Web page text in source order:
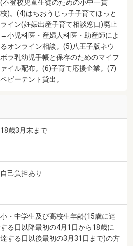
(不登校児童生徒のための小中一貫
校)。(4)はちおうじっ子子育てほっと
ライン(妊娠出産子育て相談窓口)廃止
→小児科医・産婦人科医・助産師によ
るオンライン相談。(5)八王子版ネウ
ボラ乳幼児手帳と保存のためのマイフ
ァイル配布。(6)子育て応援企業。(7)
ベビーテント貸出。
18歳3月末まで
自己負担あり
小・中学生及び高校生年齢(15歳に達
する日以降最初の4月1日から18歳に
達する日以後最初の3月31日まで)の方